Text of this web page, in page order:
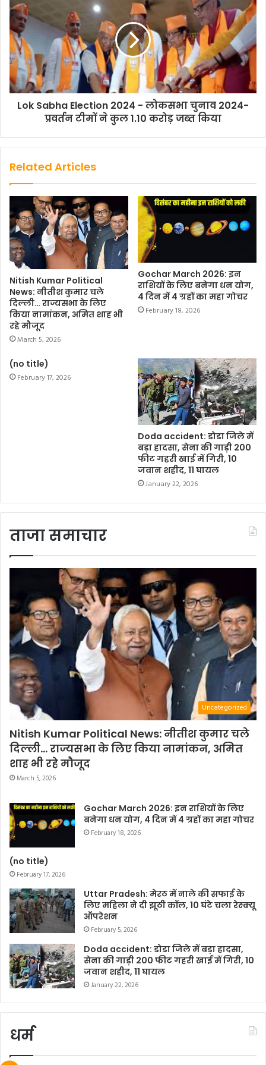
Lok Sabha Election 2024 - लोकसभा चुनाव 2024-
प्रवर्तन टीमों ने कुल 1.10 करोड़ जब्त किया
Related Articles
Nitish Kumar Political
News: नीतीश कुमार चले
दिल्ली… राज्यसभा के लिए
किया नामांकन, अमित शाह भी
रहे मौजूद
March 5, 2026
Gochar March 2026: इन
राशियों के लिए बनेगा धन योग,
4 दिन में 4 ग्रहों का महा गोचर
February 18, 2026
(no title)
February 17, 2026
Doda accident: डोडा जिले में
बड़ा हादसा, सेना की गाड़ी 200
फीट गहरी खाई में गिरी, 10
जवान शहीद, 11 घायल
January 22, 2026
ताजा समाचार
Uncategorized
Nitish Kumar Political News: नीतीश कुमार चले
दिल्ली… राज्यसभा के लिए किया नामांकन, अमित
शाह भी रहे मौजूद
March 5, 2026
Gochar March 2026: इन राशियों के लिए
बनेगा धन योग, 4 दिन में 4 ग्रहों का महा गोचर
February 18, 2026
(no title)
February 17, 2026
Uttar Pradesh: मेरठ में नाले की सफाई के
लिए महिला ने दी झूठी कॉल, 10 घंटे चला रेस्क्यू
ऑपरेशन
February 5, 2026
Doda accident: डोडा जिले में बड़ा हादसा,
सेना की गाड़ी 200 फीट गहरी खाई में गिरी, 10
जवान शहीद, 11 घायल
January 22, 2026
धर्म